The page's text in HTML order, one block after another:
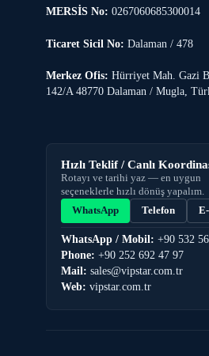
MERSİS No: 0267060685300014
Ticaret Sicil No: Dalaman / 478
Merkez Ofis: Hürriyet Mah. Gazi
142/A 48770 Dalaman / Mugla,
Hızlı Teklif / Canlı
Rotayı ve tarihi yaz — en uygun
seçeneklerle hızlı dönüş yapalım.
WhatsApp
Telefon
WhatsApp / Mobil: +90 532
Phone: +90 252 692 47 97
Mail: sales@vipstar.com.tr
Web: vipstar.com.tr